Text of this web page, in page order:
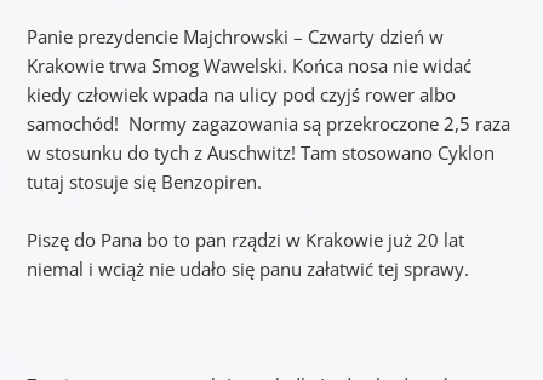
Panie prezydencie Majchrowski – Czwarty dzień w
Krakowie trwa Smog Wawelski. Końca nosa nie widać
kiedy człowiek wpada na ulicy pod czyjś rower albo
samochód! Normy zagazowania są przekroczone 2,5 raza
w stosunku do tych z Auschwitz! Tam stosowano Cyklon
tutaj stosuje się Benzopiren.
Piszę do Pana bo to pan rządzi w Krakowie już 20 lat
niemal i wciąż nie udało się panu załatwić tej sprawy.